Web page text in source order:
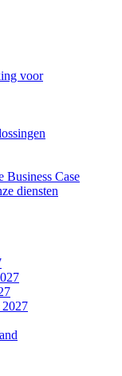
voor
Business Case
diensten